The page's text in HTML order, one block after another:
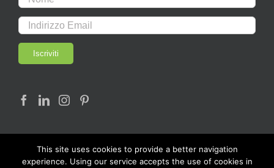
This site uses cookies to provide a better navigation
experience. Using our service accepts the use of cookies in